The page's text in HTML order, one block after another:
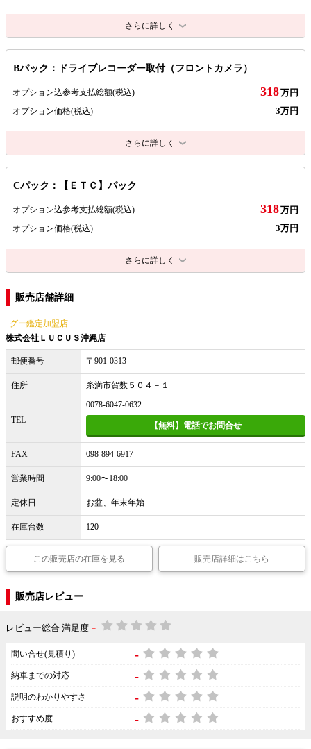
さらに詳しく
Bパック：ドライブレコーダー取付（フロントカメラ）
オプション込参考支払総額(税込) 318万円
オプション価格(税込) 3万円
さらに詳しく
Cパック：【ＥＴＣ】パック
オプション込参考支払総額(税込) 318万円
オプション価格(税込) 3万円
さらに詳しく
販売店舗詳細
グー鑑定加盟店
株式会社ＬＵＣＵＳ沖縄店
郵便番号 〒901-0313
住所 糸満市賀数５０４－１
TEL
0078-6047-0632
【無料】電話でお問合せ
FAX 098-894-6917
営業時間 9:00〜18:00
定休日 お盆、年末年始
在庫台数 120
この販売店の在庫を見る 販売店詳細はこちら
販売店レビュー
レビュー総合 満足度 -
問い合せ(見積り) -
納車までの対応 -
説明のわかりやすさ -
おすすめ度 -